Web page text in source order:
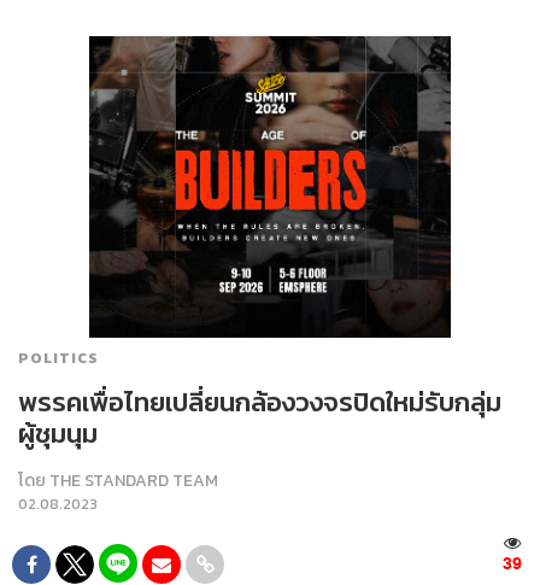
POLITICS
พรรคเพื่อไทยเปลี่ยนกล้องวงจรปิดใหม่รับกลุ่ม
ผู้ชุมนุม
โดย THE STANDARD TEAM
02.08.2023
39